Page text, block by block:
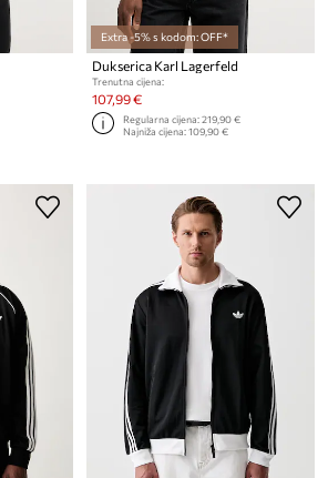
Extra -5% s kodom: OFF*
Dukserica Karl Lagerfeld
Trenutna cijena:
107,99 €
Regularna cijena:219,90 €
Najniža cijena:109,90 €